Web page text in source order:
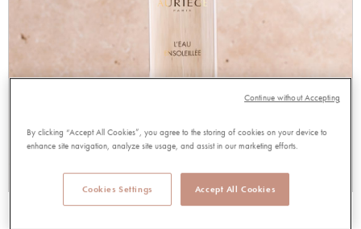
EAU PARFUMEE ENSOLEILLEE
By clicking “Accept All Cookies”, you agree to the storing of cookies on your device to
enhance site navigation, analyze site usage, and assist in our marketing efforts.
Accept All Cookies
Cookies Settings
Continue without Accepting